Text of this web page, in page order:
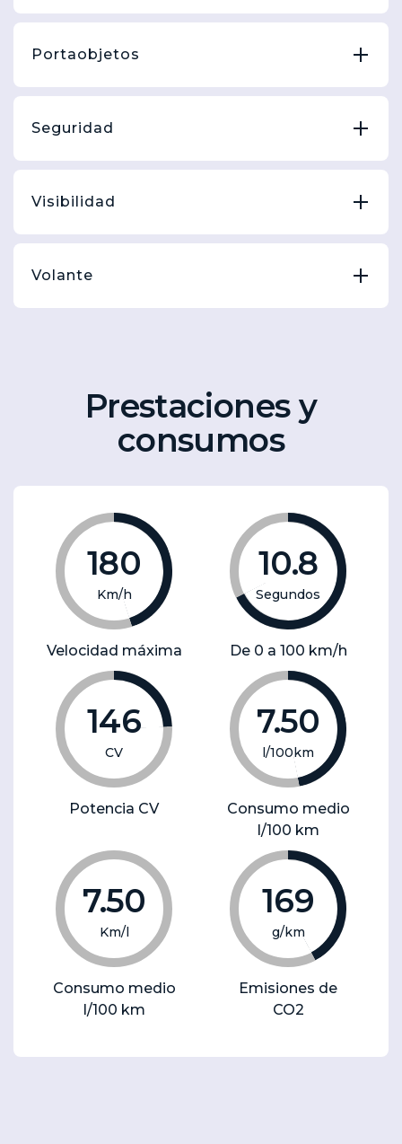
Portaobjetos
Seguridad
Visibilidad
Volante
Prestaciones y
consumos
180
Km/h
Velocidad máxima
10.8
Segundos
De 0 a 100 km/h
146
CV
Potencia CV
7.50
l/100km
Consumo medio
l/100 km
7.50
Km/l
Consumo medio
l/100 km
169
g/km
Emisiones de
CO2